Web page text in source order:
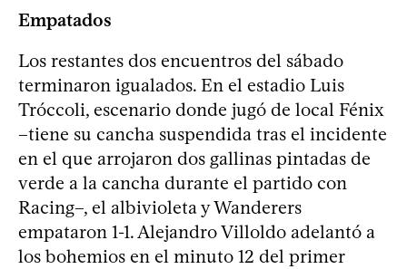
Empatados
Los restantes dos encuentros del sábado
terminaron igualados. En el estadio Luis
Tróccoli, escenario donde jugó de local Fénix
–tiene su cancha suspendida tras el incidente
en el que arrojaron dos gallinas pintadas de
verde a la cancha durante el partido con
Racing–, el albivioleta y Wanderers
empataron 1-1. Alejandro Villoldo adelantó a
los bohemios en el minuto 12 del primer